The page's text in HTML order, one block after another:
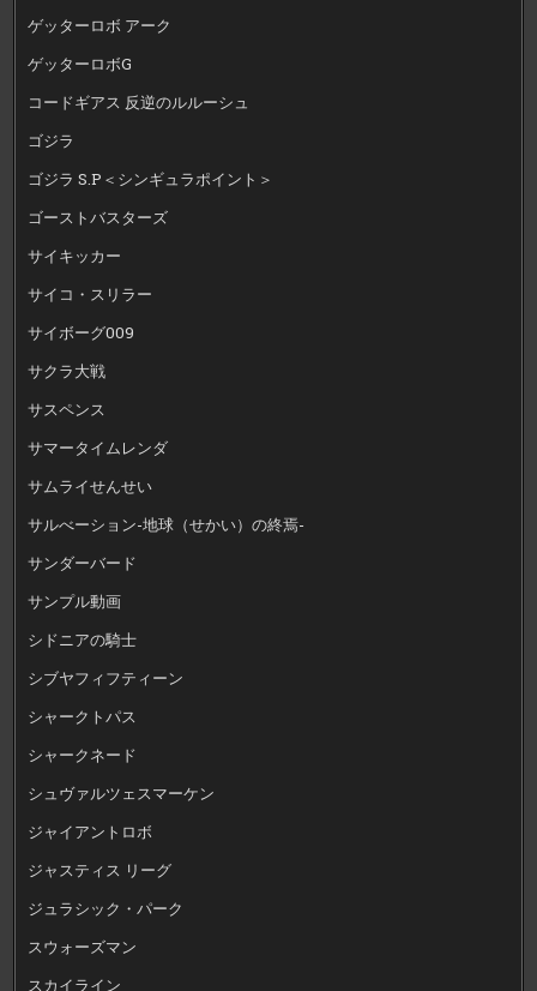
ゲッターロボ アーク
ゲッターロボG
コードギアス 反逆のルルーシュ
ゴジラ
ゴジラ S.P＜シンギュラポイント＞
ゴーストバスターズ
サイキッカー
サイコ・スリラー
サイボーグ009
サクラ大戦
サスペンス
サマータイムレンダ
サムライせんせい
サルべーション-地球（せかい）の終焉-
サンダーバード
サンプル動画
シドニアの騎士
シブヤフィフティーン
シャークトパス
シャークネード
シュヴァルツェスマーケン
ジャイアントロボ
ジャスティス リーグ
ジュラシック・パーク
スウォーズマン
スカイライン